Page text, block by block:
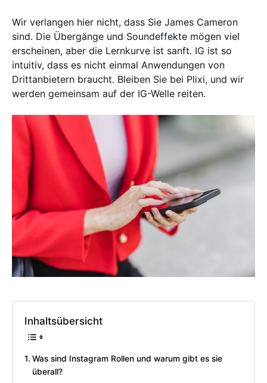
Wir verlangen hier nicht, dass Sie James Cameron
sind. Die Übergänge und Soundeffekte mögen viel
erscheinen, aber die Lernkurve ist sanft. IG ist so
intuitiv, dass es nicht einmal Anwendungen von
Drittanbietern braucht. Bleiben Sie bei Plixi, und wir
werden gemeinsam auf der IG-Welle reiten.
Inhaltsübersicht
Was sind Instagram Rollen und warum gibt es sie
überall?